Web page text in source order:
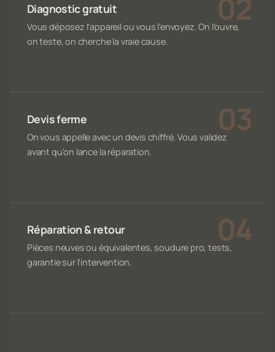
Diagnostic gratuit
Vous déposez l'appareil ou vous l'envoyez. On l'ouvre,
on teste, on cherche la vraie cause.
Devis ferme
On vous appelle avec un devis chiffré. Vous validez
avant qu'on lance la réparation.
Réparation & retour
Pièces neuves ou équivalentes, soudure pro, tests,
garantie sur l'intervention.